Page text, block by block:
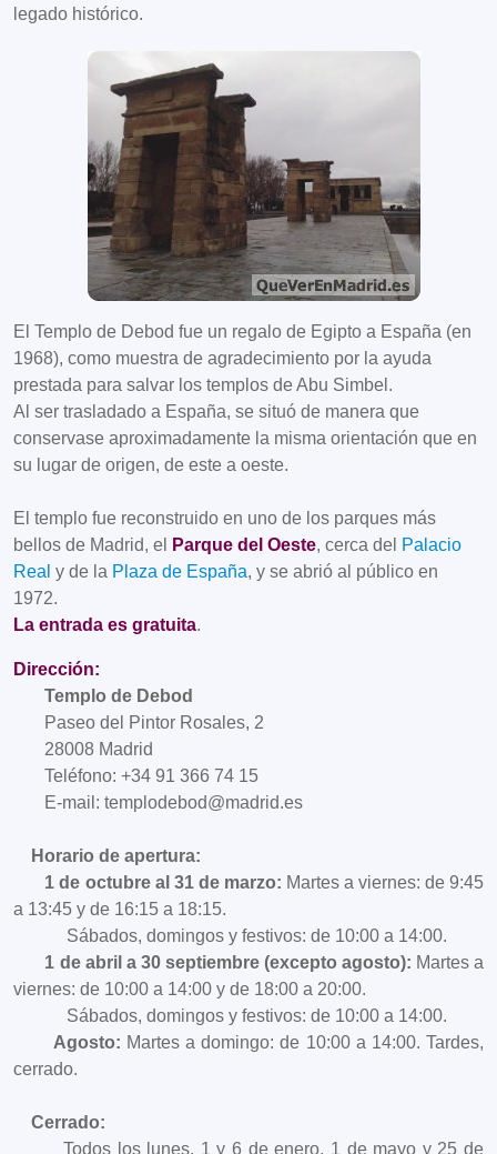
legado histórico.
El Templo de Debod fue un regalo de Egipto a España (en
1968), como muestra de agradecimiento por la ayuda
prestada para salvar los templos de Abu Simbel.
Al ser trasladado a España, se situó de manera que
conservase aproximadamente la misma orientación que en
su lugar de origen, de este a oeste.
El templo fue reconstruido en uno de los parques más
bellos de Madrid, el
Parque del Oeste, cerca del Palacio
Real y de la Plaza de España, y se abrió al público en
1972.
La entrada es gratuita.
Dirección:
Templo de Debod
Paseo del Pintor Rosales, 2
28008 Madrid
Teléfono: +34 91 366 74 15
E-mail: templodebod@madrid.es
Horario de apertura:
1 de octubre al 31 de marzo: Martes a viernes: de 9:45
a 13:45 y de 16:15 a 18:15.
Sábados, domingos y festivos: de 10:00 a 14:00.
1 de abril a 30 septiembre (excepto agosto): Martes a
viernes: de 10:00 a 14:00 y de 18:00 a 20:00.
Sábados, domingos y festivos: de 10:00 a 14:00.
Agosto: Martes a domingo: de 10:00 a 14:00. Tardes,
cerrado.
Cerrado:
Todos los lunes. 1 y 6 de enero, 1 de mayo y 25 de